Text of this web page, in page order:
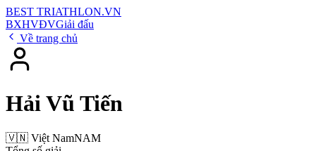
BEST TRIATHLON.VN
BXHVĐVGiải đấu
Về trang chủ
Hải Vũ Tiến
🇻🇳 Việt NamNAM